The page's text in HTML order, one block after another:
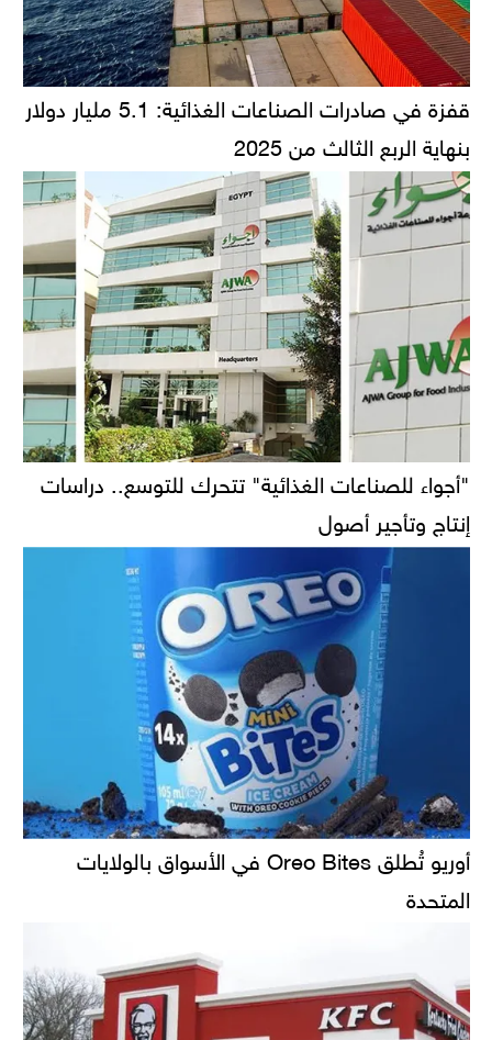
قفزة في صادرات الصناعات الغذائية: 5.1 مليار دولار
بنهاية الربع الثالث من 2025
"أجواء للصناعات الغذائية" تتحرك للتوسع.. دراسات
إنتاج وتأجير أصول
أوريو تُطلق Oreo Bites في الأسواق بالولايات
المتحدة